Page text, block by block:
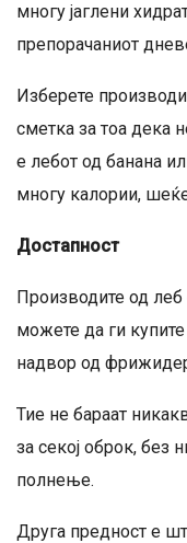
многу јаглени
препорачаниот
Изберете
сметка за тоа дека
е лебот од банана
многу калории,
Достапност
Производите од леб
можете да ги
надвор од
Тие не бараат
за секој оброк, без
полнење.
Друга предност е